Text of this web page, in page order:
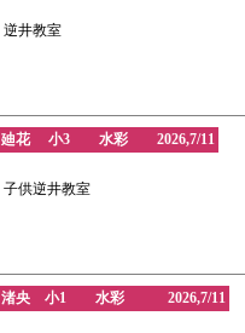
逆井教室
廸花 小3 水彩 2026,7/11
子供逆井教室
渚央 小1 水彩 2026,7/11